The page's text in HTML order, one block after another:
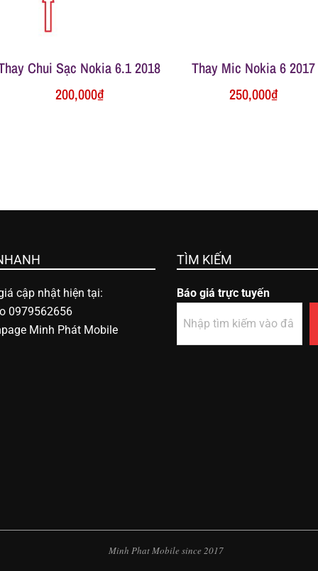
Chui Sạc Nokia 6.1 2018
200,000₫
Thay Mic Nokia 6 2017
250,000₫
cập nhật hiện tại:
0979562656
Minh Phát Mobile
TÌM KIẾM
Báo giá trực tuyến
Minh Phat Mobile since 2017